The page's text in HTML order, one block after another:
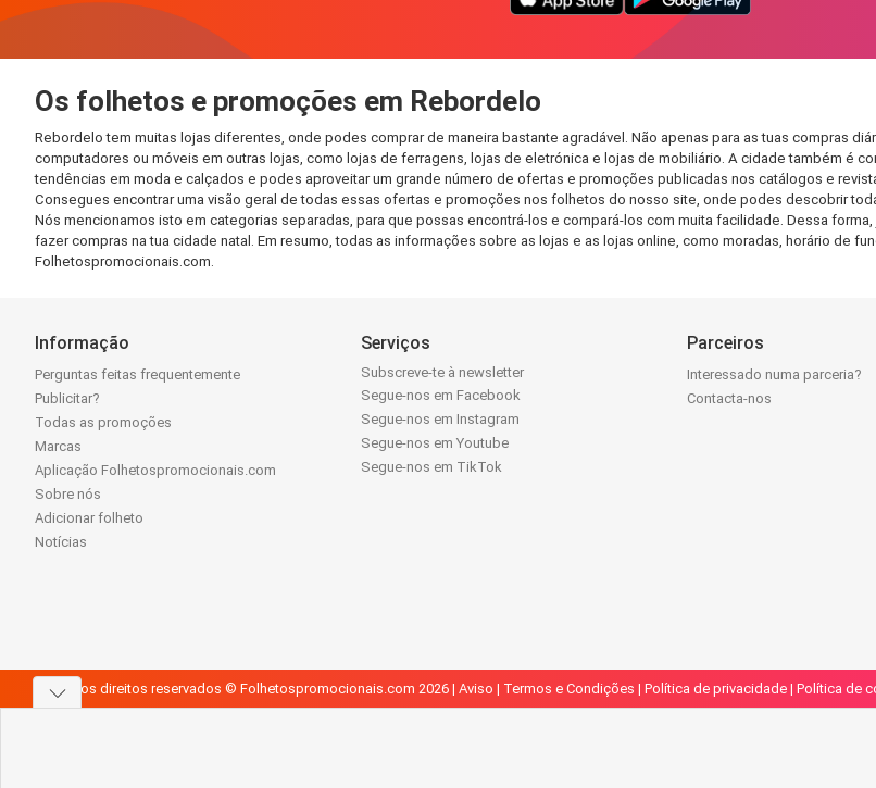
Os folhetos e promoções em Rebordelo
Rebordelo tem muitas lojas diferentes, onde podes comprar de maneira bastante agradável. Não apenas para as tuas compras
computadores ou móveis em outras lojas, como lojas de ferragens, lojas de eletrónica e lojas de mobiliário. A cidade também é
tendências em moda e calçados e podes aproveitar um grande número de ofertas e promoções publicadas nos catálogos e
Consegues encontrar uma visão geral de todas essas ofertas e promoções nos folhetos do nosso site, onde podes descobrir
Nós mencionamos isto em categorias separadas, para que possas encontrá-los e compará-los com muita facilidade. Dessa
fazer compras na tua cidade natal. Em resumo, todas as informações sobre as lojas e as lojas online, como moradas, horário de
Folhetospromocionais.com.
Informação
Perguntas feitas frequentemente
Publicitar?
Todas as promoções
Marcas
Aplicação Folhetospromocionais.com
Sobre nós
Adicionar folheto
Notícias
Serviços
Subscreve-te à newsletter
Segue-nos em Facebook
Segue-nos em Instagram
Segue-nos em Youtube
Segue-nos em TikTok
Parceiros
Interessado numa parceria?
Contacta-nos
Todos os direitos reservados © Folhetospromocionais.com 2026 | Aviso | Termos e Condições | Política de privacidade | Política de